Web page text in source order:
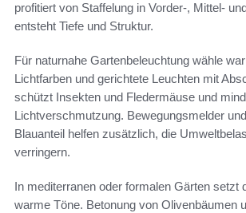
profitiert von Staffelung in Vorder-, Mittel-
entsteht Tiefe und Struktur.
Für naturnahe Gartenbeleuchtung wähle
Lichtfarben und gerichtete Leuchten mit
schützt Insekten und Fledermäuse und
Lichtverschmutzung. Bewegungsmelder
Blauanteil helfen zusätzlich, die
verringern.
In mediterranen oder formalen Gärten setzt
warme Töne. Betonung von Olivenbäumen